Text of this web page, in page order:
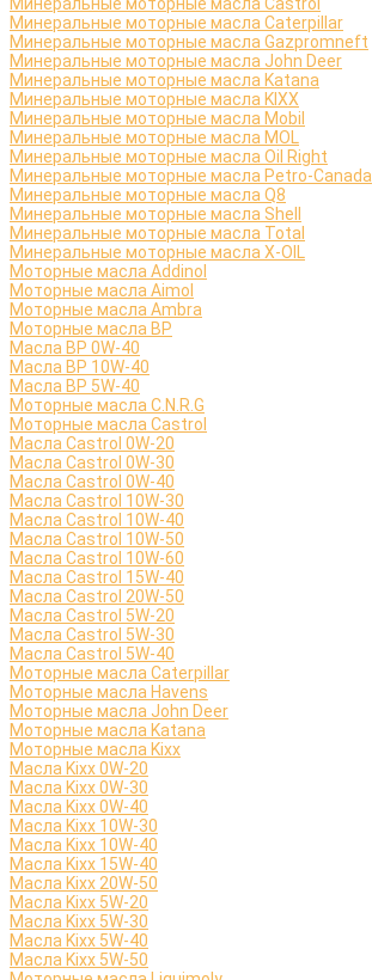
Минеральные моторные масла Caterpillar
Минеральные моторные масла Gazpromneft
Минеральные моторные масла John Deer
Минеральные моторные масла Katana
Минеральные моторные масла KIXX
Минеральные моторные масла Mobil
Минеральные моторные масла MOL
Минеральные моторные масла Oil Right
Минеральные моторные масла Petro-Canada
Минеральные моторные масла Q8
Минеральные моторные масла Shell
Минеральные моторные масла Total
Минеральные моторные масла X-OIL
Моторные масла Addinol
Моторные масла Aimol
Моторные масла Ambra
Моторные масла BP
Масла BP 0W-40
Масла BP 10W-40
Масла BP 5W-40
Моторные масла C.N.R.G
Моторные масла Castrol
Масла Castrol 0W-20
Масла Castrol 0W-30
Масла Castrol 0W-40
Масла Castrol 10W-30
Масла Castrol 10W-40
Масла Castrol 10W-50
Масла Castrol 10W-60
Масла Castrol 15W-40
Масла Castrol 20W-50
Масла Castrol 5W-20
Масла Castrol 5W-30
Масла Castrol 5W-40
Моторные масла Caterpillar
Моторные масла Havens
Моторные масла John Deer
Моторные масла Katana
Моторные масла Kixx
Масла Kixx 0W-20
Масла Kixx 0W-30
Масла Kixx 0W-40
Масла Kixx 10W-30
Масла Kixx 10W-40
Масла Kixx 15W-40
Масла Kixx 20W-50
Масла Kixx 5W-20
Масла Kixx 5W-30
Масла Kixx 5W-40
Масла Kixx 5W-50